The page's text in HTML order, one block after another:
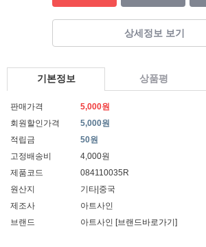
상세정보 보기
기본정보 상품평
판매가격
5,000원
회원할인가격
5,000원
적립금
50원
고정배송비
4,000원
제품코드
084110035R
원산지
기타|중국
제조사
아트사인
브랜드
아트사인 [브랜드바로가기]